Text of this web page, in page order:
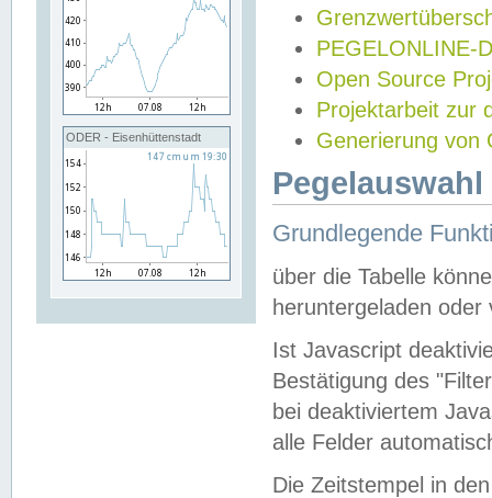
ODER - Eisenhüttenstadt
PEGELONLINE-
Open Source
Projektarbeit zur
Generierung von
Grundlegende
über die Tabelle
heruntergeladen oder
Ist Javascript
Bestätigung des
bei deaktiviertem
alle Felder
Die Zeitstempel in